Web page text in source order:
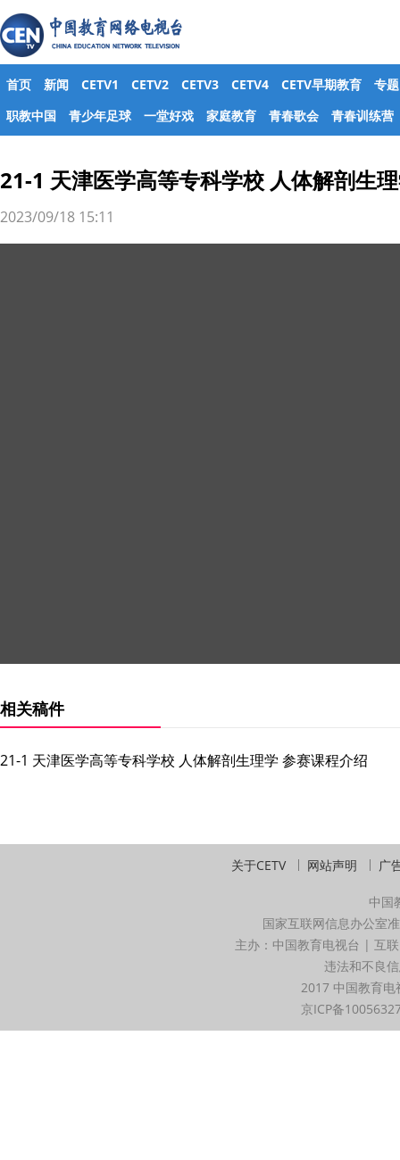
首页 新闻 CETV1 CETV2 CETV3 CETV4 CETV早期教育
专题
职教中国
青少年足球 一堂好戏 家庭教育 青春歌会 青春训练营
21-1 天津医学高等专科学校 人体解剖生
2023/09/18 15:11
相关稿件
21-1 天津医学高等专科学校 人体解剖生理学 参赛课程介绍
关于CETV 网站声明 广
中国
国家互联网信息办公室
主办：中国教育电视台 | 互
违法和不良
2017 中国教育
京ICP备